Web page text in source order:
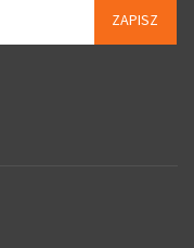
ZAPISZ